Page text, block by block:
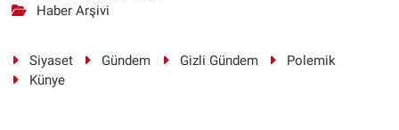
Haber Arşivi
Siyaset Gündem Gizli Gündem
Polemik
Künye